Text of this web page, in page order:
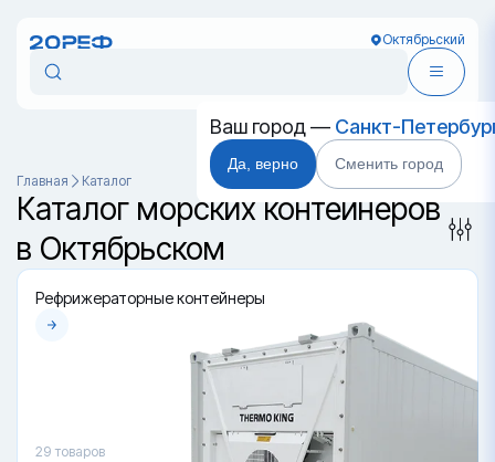
Октябрьский
Ваш город — Санкт-
Да, верно Сменить город
Главная Каталог
Каталог морских контейнеров
в Октябрьском
Рефрижераторные контейнеры
29 товаров